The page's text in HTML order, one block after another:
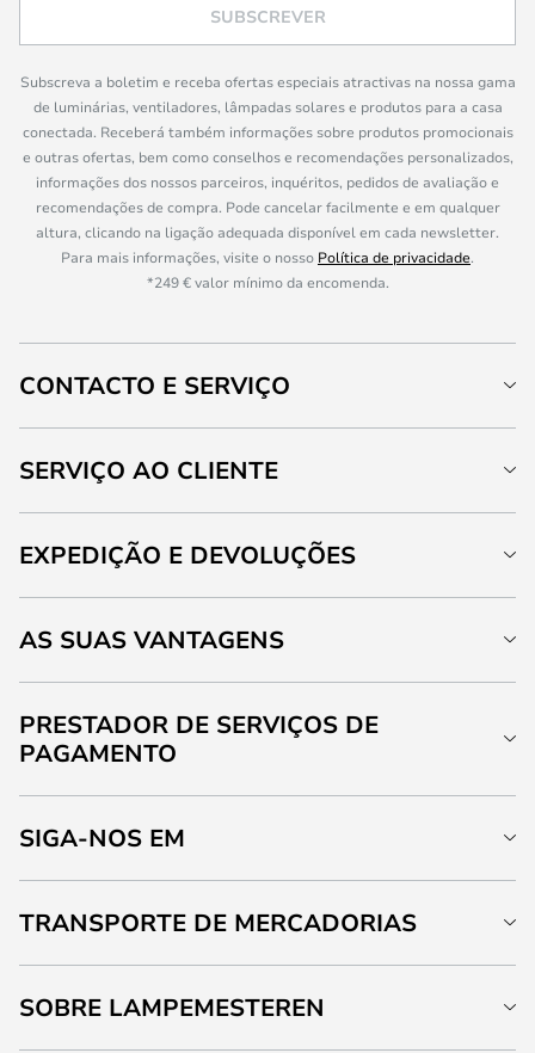
SUBSCREVER
Subscreva a boletim e receba ofertas especiais atractivas na nossa gama
de luminárias, ventiladores, lâmpadas solares e produtos para a casa
conectada. Receberá também informações sobre produtos promocionais
e outras ofertas, bem como conselhos e recomendações personalizados,
informações dos nossos parceiros, inquéritos, pedidos de avaliação e
recomendações de compra. Pode cancelar facilmente e em qualquer
altura, clicando na ligação adequada disponível em cada newsletter.
Para mais informações, visite o nosso Política de privacidade.
*249 € valor mínimo da encomenda.
CONTACTO E SERVIÇO
SERVIÇO AO CLIENTE
EXPEDIÇÃO E DEVOLUÇÕES
AS SUAS VANTAGENS
PRESTADOR DE SERVIÇOS DE
PAGAMENTO
SIGA-NOS EM
TRANSPORTE DE MERCADORIAS
SOBRE LAMPEMESTEREN